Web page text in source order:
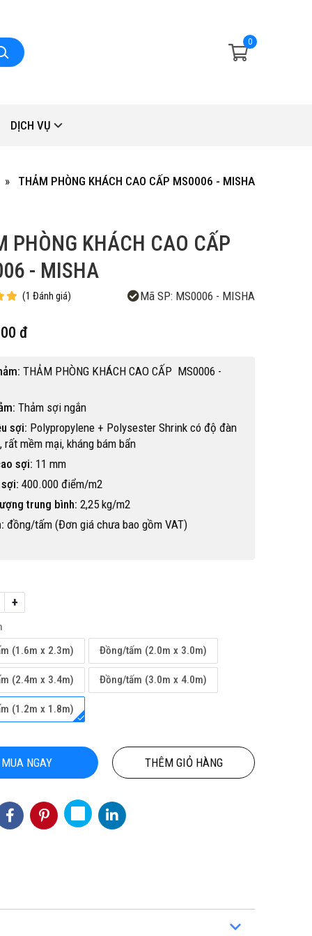
0
DỊCH VỤ
THẢM PHÒNG KHÁCH CAO CẤP MS0006 - MISHA
TỔNG KHO CHUYÊN THẢM CUỘN
VINYL KHÁNG KHUẨN TẠI HỒ CHÍ
Hotline(Zalo): 0934943033
PHÒNG KHÁCH CAO CẤP
- MISHA
(1 Đánh giá) Mã SP: MS0006 - MISHA
đ
THẢM PHÒNG KHÁCH CAO CẤP MS0006 -
Thảm sợi ngắn
sợi: Polypropylene + Polysester Shrink có độ đàn
rất mềm mại, kháng bám bẩn
sợi: 11 mm
400.000 điểm/m2
trung bình: 2,25 kg/m2
đồng/tấm (Đơn giá chưa bao gồm VAT)
+
(1.6m x 2.3m)
Đồng/tấm (2.0m x 3.0m)
(2.4m x 3.4m) Đồng/tấm (3.0m x 4.0m)
(1.2m x 1.8m)
MUA NGAY THÊM GIỎ HÀNG